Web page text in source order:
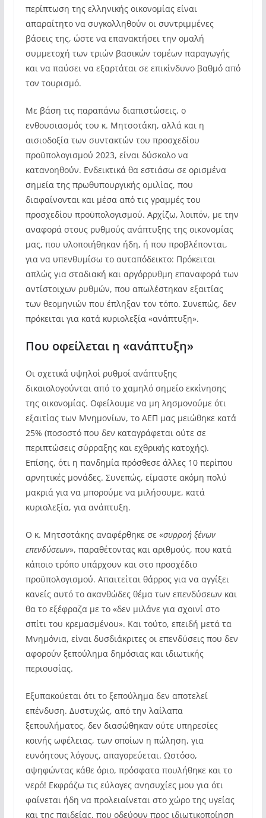
περίπτωση της ελληνικής οικονομίας είναι
απαραίτητο να συγκολληθούν οι συντριμμένες
βάσεις της, ώστε να επανακτήσει την ομαλή
συμμετοχή των τριών βασικών τομέων παραγωγής
και να παύσει να εξαρτάται σε επικίνδυνο βαθμό από
τον τουρισμό.
Με βάση τις παραπάνω διαπιστώσεις, ο
ενθουσιασμός του κ. Μητσοτάκη, αλλά και η
αισιοδοξία των συντακτών του προσχεδίου
προϋπολογισμού 2023, είναι δύσκολο να
κατανοηθούν. Ενδεικτικά θα εστιάσω σε ορισμένα
σημεία της πρωθυπουργικής ομιλίας, που
διαφαίνονται και μέσα από τις γραμμές του
προσχεδίου προϋπολογισμού. Αρχίζω, λοιπόν, με την
αναφορά στους ρυθμούς ανάπτυξης της οικονομίας
μας, που υλοποιήθηκαν ήδη, ή που προβλέπονται,
για να υπενθυμίσω το αυταπόδεικτο: Πρόκειται
απλώς για σταδιακή και αργόρρυθμη επαναφορά των
αντίστοιχων ρυθμών, που απωλέστηκαν εξαιτίας
των θεομηνιών που έπληξαν τον τόπο. Συνεπώς, δεν
πρόκειται για κατά κυριολεξία «ανάπτυξη».
Που οφείλεται η «ανάπτυξη»
Οι σχετικά υψηλοί ρυθμοί ανάπτυξης
δικαιολογούνται από το χαμηλό σημείο εκκίνησης
της οικονομίας. Οφείλουμε να μη λησμονούμε ότι
εξαιτίας των Μνημονίων, το ΑΕΠ μας μειώθηκε κατά
25% (ποσοστό που δεν καταγράφεται ούτε σε
περιπτώσεις σύρραξης και εχθρικής κατοχής).
Επίσης, ότι η πανδημία πρόσθεσε άλλες 10 περίπου
αρνητικές μονάδες. Συνεπώς, είμαστε ακόμη πολύ
μακριά για να μπορούμε να μιλήσουμε, κατά
κυριολεξία, για ανάπτυξη.
Ο κ. Μητσοτάκης αναφέρθηκε σε «συρροή ξένων
επενδύσεων», παραθέτοντας και αριθμούς, που κατά
κάποιο τρόπο υπάρχουν και στο προσχέδιο
προϋπολογισμού. Απαιτείται θάρρος για να αγγίξει
κανείς αυτό το ακανθώδες θέμα των επενδύσεων και
θα το εξέφραζα με το «δεν μιλάνε για σχοινί στο
σπίτι του κρεμασμένου». Και τούτο, επειδή μετά τα
Μνημόνια, είναι δυσδιάκριτες οι επενδύσεις που δεν
αφορούν ξεπούλημα δημόσιας και ιδιωτικής
περιουσίας.
Εξυπακούεται ότι το ξεπούλημα δεν αποτελεί
επένδυση. Δυστυχώς, από την λαίλαπα
ξεπουλήματος, δεν διασώθηκαν ούτε υπηρεσίες
κοινής ωφέλειας, των οποίων η πώληση, για
ευνόητους λόγους, απαγορεύεται. Ωστόσο,
αψηφώντας κάθε όριο, πρόσφατα πουλήθηκε και το
νερό! Εκφράζω τις εύλογες ανησυχίες μου για ότι
φαίνεται ήδη να προλειαίνεται στο χώρο της υγείας
και της παιδείας, που οδεύουν προς ιδιωτικοποίηση